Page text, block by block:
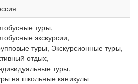
туры,
экскурсии,
туры, Экскурсионные туры,
отдых,
туры,
на школьные каникулы